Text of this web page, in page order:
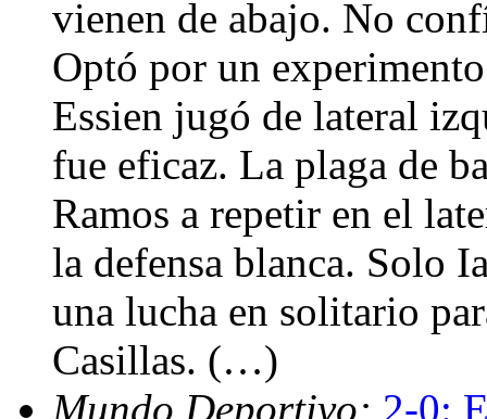
vienen de abajo. No
Optó por un
Essien jugó de lateral
fue eficaz. La plaga de
Ramos a repetir en el
la defensa blanca. Solo
una lucha en solitario
Casillas. (…)
Mundo Deportivo: 2-0: